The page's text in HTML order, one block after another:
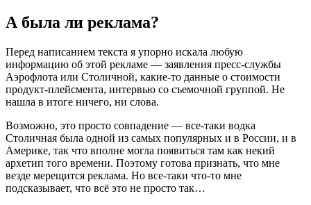
А была ли реклама?
Перед написанием текста я упорно искала любую
информацию об этой рекламе — заявления пресс-службы
Аэрофлота или Столичной, какие-то данные о стоимости
продукт-плейсмента, интервью со съемочной группой. Не
нашла в итоге ничего, ни слова.
Возможно, это просто совпадение — все-таки водка
Столичная была одной из самых популярных и в России, и в
Америке, так что вполне могла появиться там как некий
архетип того времени. Поэтому готова признать, что мне
везде мерещится реклама. Но все-таки что-то мне
подсказывает, что всё это не просто так…